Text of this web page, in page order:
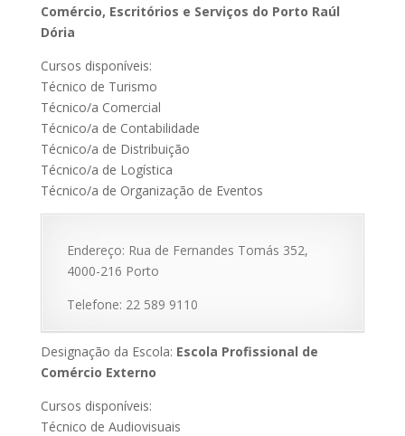
Comércio, Escritórios e Serviços do Porto Raúl
Dória
Cursos disponíveis:
Técnico de Turismo
Técnico/a Comercial
Técnico/a de Contabilidade
Técnico/a de Distribuição
Técnico/a de Logística
Técnico/a de Organização de Eventos
Endereço: Rua de Fernandes Tomás 352,
4000-216 Porto
Telefone: 22 589 9110
Designação da Escola: Escola Profissional de
Comércio Externo
Cursos disponíveis:
Técnico de Audiovisuais